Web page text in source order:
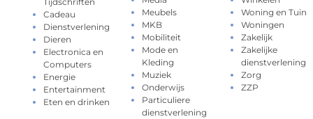
Cadeau
Dienstverlening
Dieren
Electronica en
Computers
Energie
Entertainment
Eten en drinken
Meubels
MKB
Mobiliteit
Mode en
Kleding
Muziek
Onderwijs
Particuliere
dienstverlening
Woning en Tuin
Woningen
Zakelijk
Zakelijke
dienstverlening
Zorg
ZZP